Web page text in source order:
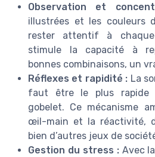
Observation et
illustrées et les couleurs
rester attentif à
stimule la capacité à
bonnes combinaisons, un
Réflexes et rapidité : La
faut être le plus rapide
gobelet. Ce mécanisme
œil-main et la réactivité,
bien d’autres jeux de
Gestion du stress :Avec